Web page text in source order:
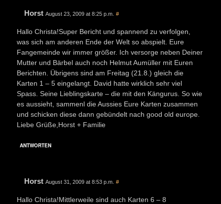
Horst August 23, 2009 at 8:25 p.m. #
Hallo Christa!Super Bericht und spannend zu verfolgen,
was sich am anderen Ende der Welt so abspielt. Eure
Fangemeinde wir immer größer. Ich versorge neben Deiner
Mutter und Bärbel auch noch Helmut Aumüller mit Euren
Berichten. Übrigens sind am Freitag (21.8.) gleich die
Karten 1 – 5 eingelangt. David hatte wirklich sehr viel
Spass. Seine Lieblingskarte – die mit den Kängurus. So wie
es aussieht, sammenl die Aussies Eure Karten zusammen
und schicken diese dann gebündelt nach good old europe.
Liebe Grüße,Horst + Familie
ANTWORTEN
Horst August 31, 2009 at 8:53 p.m. #
Hallo Christa!Mittlerweile sind auch Karten 6 – 8